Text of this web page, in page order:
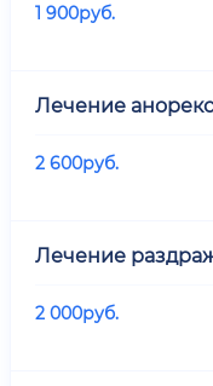
1 900руб.
Лечение
2 600руб.
Лечение
2 000руб.